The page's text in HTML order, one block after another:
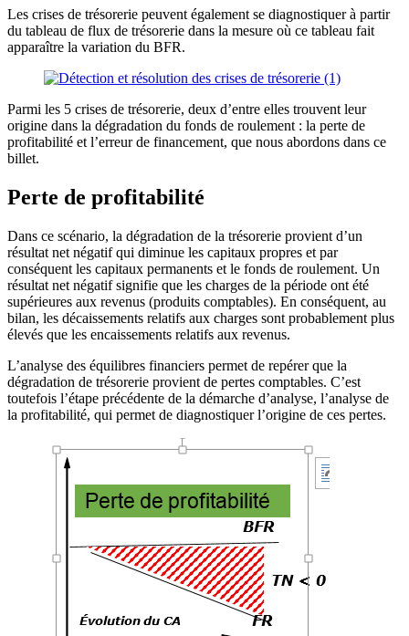
Les crises de trésorerie peuvent également se diagnostiquer à partir
du tableau de flux de trésorerie dans la mesure où ce tableau fait
apparaître la variation du BFR.
Parmi les 5 crises de trésorerie, deux d’entre elles trouvent leur
origine dans la dégradation du fonds de roulement : la perte de
profitabilité et l’erreur de financement, que nous abordons dans ce
billet.
Perte de profitabilité
Dans ce scénario, la dégradation de la trésorerie provient d’un
résultat net négatif qui diminue les capitaux propres et par
conséquent les capitaux permanents et le fonds de roulement. Un
résultat net négatif signifie que les charges de la période ont été
supérieures aux revenus (produits comptables). En conséquent, au
bilan, les décaissements relatifs aux charges sont probablement plus
élevés que les encaissements relatifs aux revenus.
L’analyse des équilibres financiers permet de repérer que la
dégradation de trésorerie provient de pertes comptables. C’est
toutefois l’étape précédente de la démarche d’analyse, l’analyse de
la profitabilité, qui permet de diagnostiquer l’origine de ces pertes.